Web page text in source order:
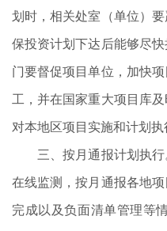
划时，相关处室（单位）
保投资计划下达后能够尽
门要督促项目单位，加快
工，并在国家重大项目库
对本地区项目实施和计划执
三、按月通报计划执行
在线监测，按月通报各地
完成以及负面清单管理等